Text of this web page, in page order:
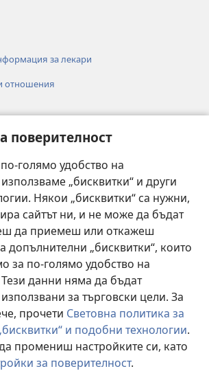
поверителност
голямо удобство на
„бисквитки“ и други
Някои „бисквитки“ са нужни,
сайтът ни, и не може да бъдат
да приемеш или откажеш
допълнителни „бисквитки“, които
за по-голямо удобство на
данни няма да бъдат
за търговски цели. За
прочети Световна политика за
и подобни технологии.
промениш настройките си, като
за поверителност.
за лекари
отношения
„Стражева кула“
®
Tower Bible and Tract Society of Pennsylvania.
|ПОЛИТИКА ЗА ПОВЕРИТЕЛНОСТ
ЗА ПОВЕРИТЕЛНОСТ